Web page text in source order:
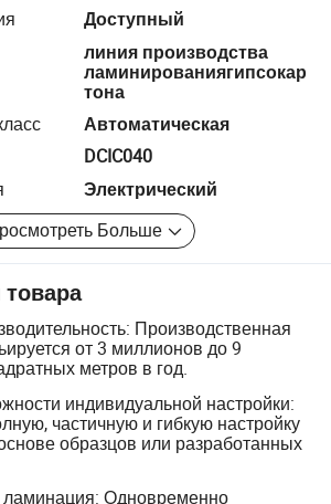
Доступный
линия производства
ламинированиягипсокар
тона
Автоматическая
DCIC040
Электрический
Больше
Производственная
от 3 миллионов до 9
метров в год.
индивидуальной настройки:
частичную и гибкую настройку
образцов или разработанных
ламинация: Одновременно